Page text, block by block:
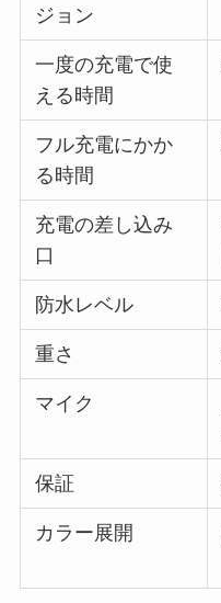
ジョン
一度の充電で使
える時間
フル充電にかか
る時間
充電の差し込み
口
防水レベル
重さ
マイク
保証
カラー展開